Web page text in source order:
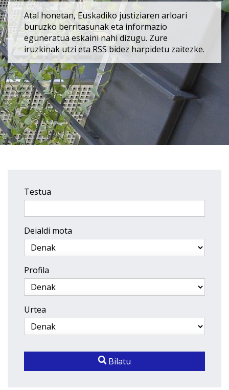
Atal honetan, Euskadiko justiziaren arloari
buruzko berritasunak eta informazio
eguneratua eskaini nahi dizugu. Zure
iruzkinak utzi eta RSS bidez harpidetu zaitezke.
Testua
Deialdi mota
Profila
Urtea
Bilatu